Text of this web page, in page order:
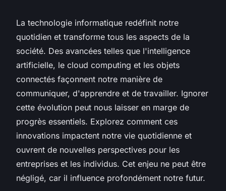
La technologie informatique redéfinit notre
quotidien et transforme tous les aspects de la
société. Des avancées telles que l'intelligence
artificielle, le cloud computing et les objets
connectés façonnent notre manière de
communiquer, d'apprendre et de travailler. Ignorer
cette évolution peut nous laisser en marge de
progrès essentiels. Explorez comment ces
innovations impactent notre vie quotidienne et
ouvrent de nouvelles perspectives pour les
entreprises et les individus. Cet enjeu ne peut être
négligé, car il influence profondément notre futur.